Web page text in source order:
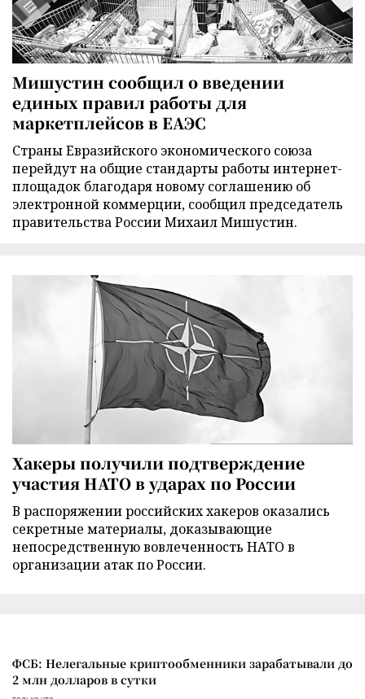
Мишустин сообщил о введении
единых правил работы для
маркетплейсов в ЕАЭС
Страны Евразийского экономического союза
перейдут на общие стандарты работы интернет-
площадок благодаря новому соглашению об
электронной коммерции, сообщил председатель
правительства России Михаил Мишустин.
Хакеры получили подтверждение
участия НАТО в ударах по России
В распоряжении российских хакеров оказались
секретные материалы, доказывающие
непосредственную вовлеченность НАТО в
организации атак по России.
ФСБ: Нелегальные криптообменники зарабатывали до
2 млн долларов в сутки